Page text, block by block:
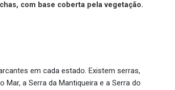
com base coberta pela vegetação.
em cada estado. Existem serras,
a Serra da Mantiqueira e a Serra do